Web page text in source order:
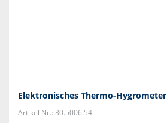
Elektronisches Thermo-
Artikel Nr.: 30.5006.54